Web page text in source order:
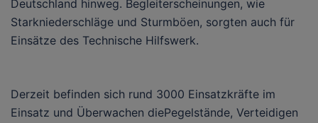
Deutschland hinweg. Begleiterscheinungen, wie
Starkniederschläge und Sturmböen, sorgten auch für
Einsätze des Technische Hilfswerk.
Derzeit befinden sich rund 3000 Einsatzkräfte im
Einsatz und Überwachen diePegelstände, Verteidigen